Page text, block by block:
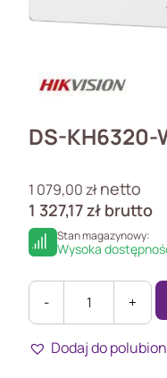
DS-KH6320-
1 079,00złnetto
1 327,17zł brutto
Stan magazynowy:
Wysoka
-
DS-
KH6320-
+
Dodaj do